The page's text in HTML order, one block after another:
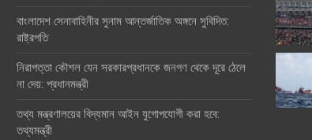
বাংলাদেশ সেনাবাহিনীর সুনাম আন্তর্জাতিক অঙ্গনে সুবিদিত:
রাষ্ট্রপতি
নিরাপত্তা কৌশল যেন সরকারপ্রধানকে জনগণ থেকে দূরে ঠেলে
না দেয়: প্রধানমন্ত্রী
তথ্য মন্ত্রণালয়ের বিদ্যমান আইন যুগোপযোগী করা হবে:
তথ্যমন্ত্রী